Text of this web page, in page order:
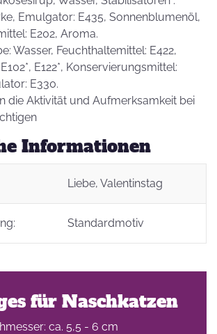
Emulgator: E435, Sonnenblumenöl,
E202, Aroma.
Wasser, Feuchthaltemittel: E422,
E122*, Konservierungsmittel:
E330.
die Aktivität und Aufmerksamkeit bei
Informationen
Liebe, Valentinstag
Standardmotiv
für Naschkatzen
ca. 5,5 - 6 cm